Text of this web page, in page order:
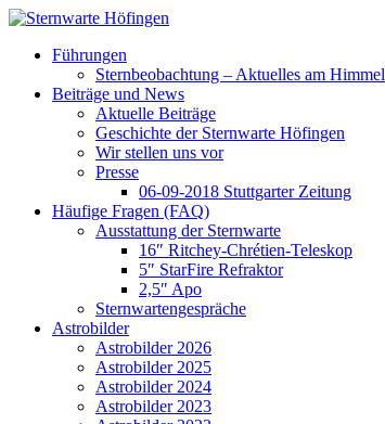
Führungen
Sternbeobachtung – Aktuelles am Himmel
Beiträge und News
Aktuelle Beiträge
Geschichte der Sternwarte Höfingen
Wir stellen uns vor
Presse
06-09-2018 Stuttgarter Zeitung
Häufige Fragen (FAQ)
Ausstattung der Sternwarte
16″ Ritchey-Chrétien-Teleskop
5″ StarFire Refraktor
2,5″ Apo
Sternwartengespräche
Astrobilder
Astrobilder 2026
Astrobilder 2025
Astrobilder 2024
Astrobilder 2023